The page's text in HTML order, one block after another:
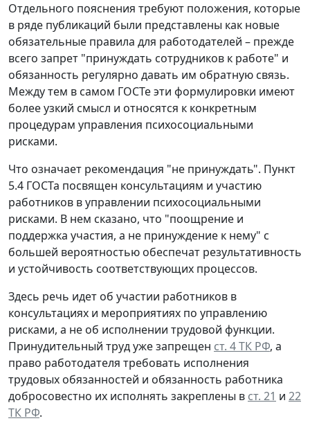
Отдельного пояснения требуют положения, которые
в ряде публикаций были представлены как новые
обязательные правила для работодателей – прежде
всего запрет "принуждать сотрудников к работе" и
обязанность регулярно давать им обратную связь.
Между тем в самом ГОСТе эти формулировки имеют
более узкий смысл и относятся к конкретным
процедурам управления психосоциальными
рисками.
Что означает рекомендация "не принуждать". Пункт
5.4 ГОСТа посвящен консультациям и участию
работников в управлении психосоциальными
рисками. В нем сказано, что "поощрение и
поддержка участия, а не принуждение к нему" с
большей вероятностью обеспечат результативность
и устойчивость соответствующих процессов.
Здесь речь идет об участии работников в
консультациях и мероприятиях по управлению
рисками, а не об исполнении трудовой функции.
Принудительный труд уже запрещен ст. 4 ТК РФ, а
право работодателя требовать исполнения
трудовых обязанностей и обязанность работника
добросовестно их исполнять закреплены в ст. 21 и 22
ТК РФ.